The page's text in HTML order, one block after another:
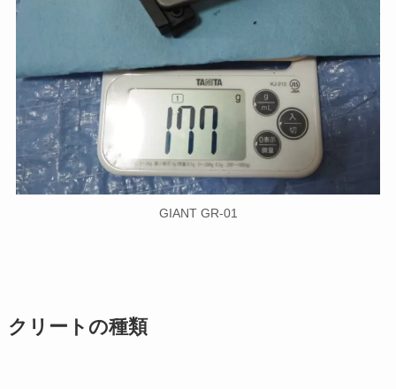
GIANT GR-01
クリートの種類